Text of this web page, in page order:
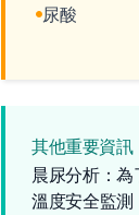
尿酸
其他重要資訊
晨尿分析：
溫度安全監